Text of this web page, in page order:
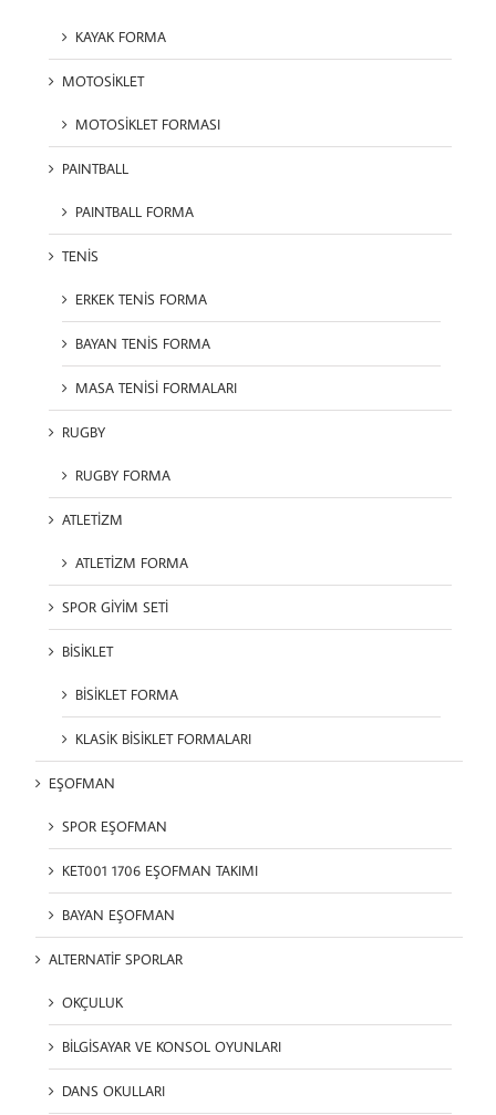
KAYAK FORMA
MOTOSİKLET
MOTOSİKLET FORMASI
PAINTBALL
PAINTBALL FORMA
TENİS
ERKEK TENİS FORMA
BAYAN TENİS FORMA
MASA TENİSİ FORMALARI
RUGBY
RUGBY FORMA
ATLETİZM
ATLETİZM FORMA
SPOR GİYİM SETİ
BİSİKLET
BİSİKLET FORMA
KLASİK BİSİKLET FORMALARI
EŞOFMAN
SPOR EŞOFMAN
KET001 1706 EŞOFMAN TAKIMI
BAYAN EŞOFMAN
ALTERNATİF SPORLAR
OKÇULUK
BİLGİSAYAR VE KONSOL OYUNLARI
DANS OKULLARI